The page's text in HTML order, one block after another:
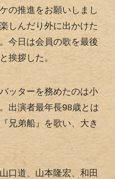
の推進をお願いしまし
しんだり外に出かけた
今日は会員の歌を最後
挨拶した。
ッターを務めたのは小
出演者最年長98歳とは
兄弟船』を歌い、大き
口道、山本隆宏、和田